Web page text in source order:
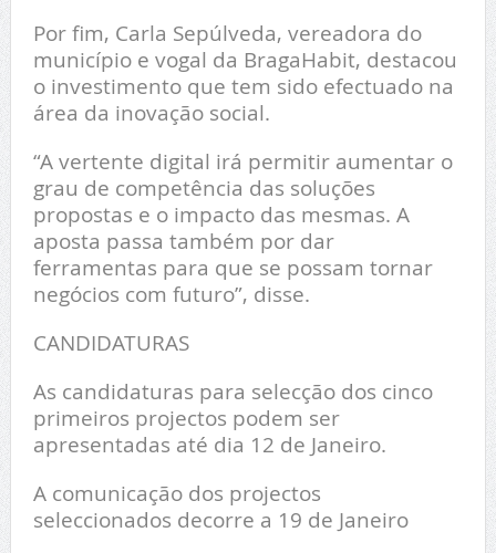
Por fim, Carla Sepúlveda, vereadora do
município e vogal da BragaHabit, destacou
o investimento que tem sido efectuado na
área da inovação social.
“A vertente digital irá permitir aumentar o
grau de competência das soluções
propostas e o impacto das mesmas. A
aposta passa também por dar
ferramentas para que se possam tornar
negócios com futuro”, disse.
CANDIDATURAS
As candidaturas para selecção dos cinco
primeiros projectos podem ser
apresentadas até dia 12 de Janeiro.
A comunicação dos projectos
seleccionados decorre a 19 de Janeiro